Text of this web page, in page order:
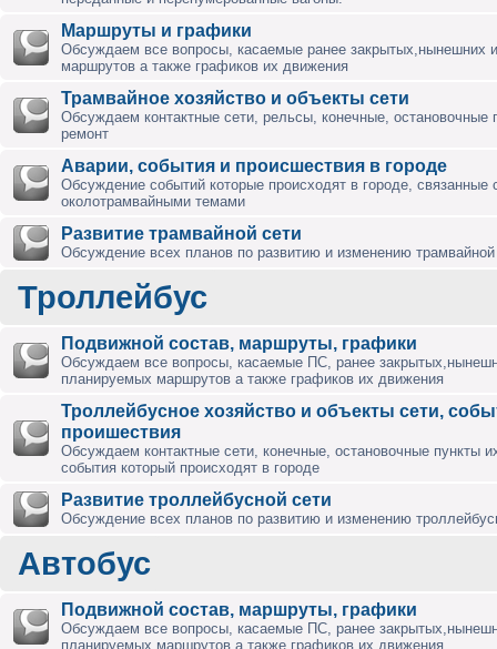
Маршруты и графики
Обсуждаем все вопросы, касаемые ранее закрытых,нынешних
маршрутов а также графиков их движения
Трамвайное хозяйство и объекты сети
Обсуждаем контактные сети, рельсы, конечные, остановочные
ремонт
Аварии, события и происшествия в городе
Обсуждение событий которые происходят в городе, связанные
околотрамвайными темами
Развитие трамвайной сети
Обсуждение всех планов по развитию и изменению трамвайной
Троллейбус
Подвижной состав, маршруты, графики
Обсуждаем все вопросы, касаемые ПС, ранее
планируемых маршрутов а также графиков их движения
Троллейбусное хозяйство и объекты сети,
проишествия
Обсуждаем контактные сети, конечные, остановочные пункты
события который происходят в городе
Развитие троллейбусной сети
Обсуждение всех планов по развитию и изменению
Автобус
Подвижной состав, маршруты, графики
Обсуждаем все вопросы, касаемые ПС, ранее
планируемых маршрутов а также графиков их движения